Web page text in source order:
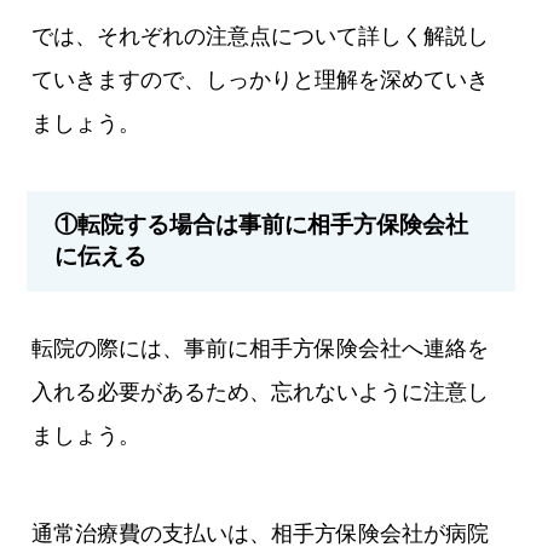
では、それぞれの注意点について詳しく解説し
ていきますので、しっかりと理解を深めていき
ましょう。
①転院する場合は事前に相手方保険会社
に伝える
転院の際には、事前に相手方保険会社へ連絡を
入れる必要があるため、忘れないように注意し
ましょう。
通常治療費の支払いは、相手方保険会社が病院